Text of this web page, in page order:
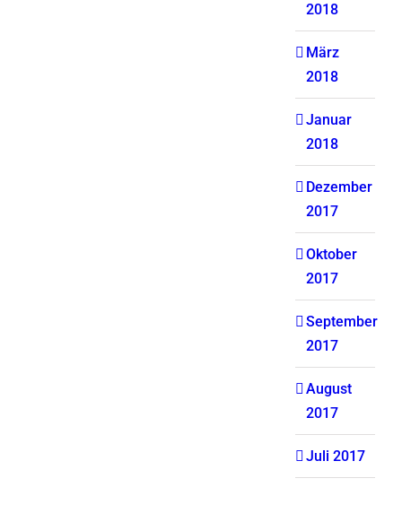
2018
März
2018
Januar
2018
Dezember
2017
Oktober
2017
September
2017
August
2017
Juli 2017